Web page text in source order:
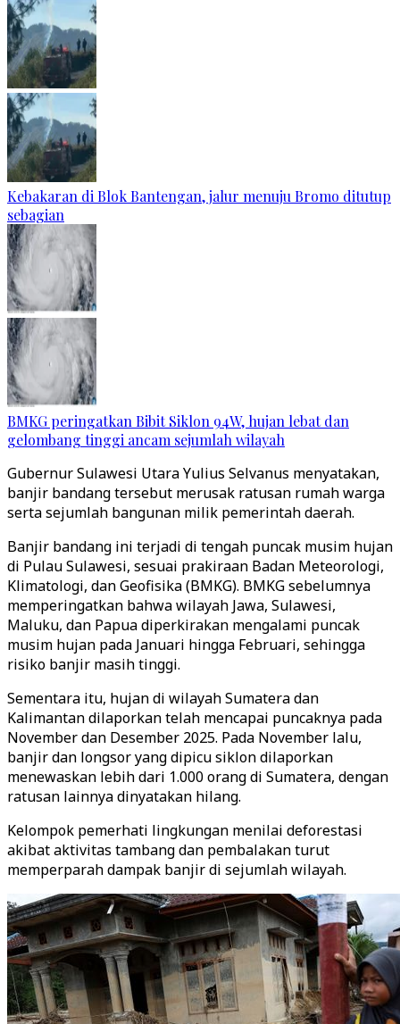
Kebakaran di Blok Bantengan, jalur menuju Bromo ditutup
sebagian
BMKG peringatkan Bibit Siklon 94W, hujan lebat dan
gelombang tinggi ancam sejumlah wilayah
Gubernur Sulawesi Utara Yulius Selvanus menyatakan,
banjir bandang tersebut merusak ratusan rumah warga
serta sejumlah bangunan milik pemerintah daerah.
Banjir bandang ini terjadi di tengah puncak musim hujan
di Pulau Sulawesi, sesuai prakiraan Badan Meteorologi,
Klimatologi, dan Geofisika (BMKG). BMKG sebelumnya
memperingatkan bahwa wilayah Jawa, Sulawesi,
Maluku, dan Papua diperkirakan mengalami puncak
musim hujan pada Januari hingga Februari, sehingga
risiko banjir masih tinggi.
Sementara itu, hujan di wilayah Sumatera dan
Kalimantan dilaporkan telah mencapai puncaknya pada
November dan Desember 2025. Pada November lalu,
banjir dan longsor yang dipicu siklon dilaporkan
menewaskan lebih dari 1.000 orang di Sumatera, dengan
ratusan lainnya dinyatakan hilang.
Kelompok pemerhati lingkungan menilai deforestasi
akibat aktivitas tambang dan pembalakan turut
memperparah dampak banjir di sejumlah wilayah.